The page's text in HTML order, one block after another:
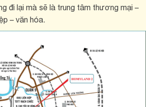
đi lại mà sẽ là trung tâm thương mại –
– văn hóa.